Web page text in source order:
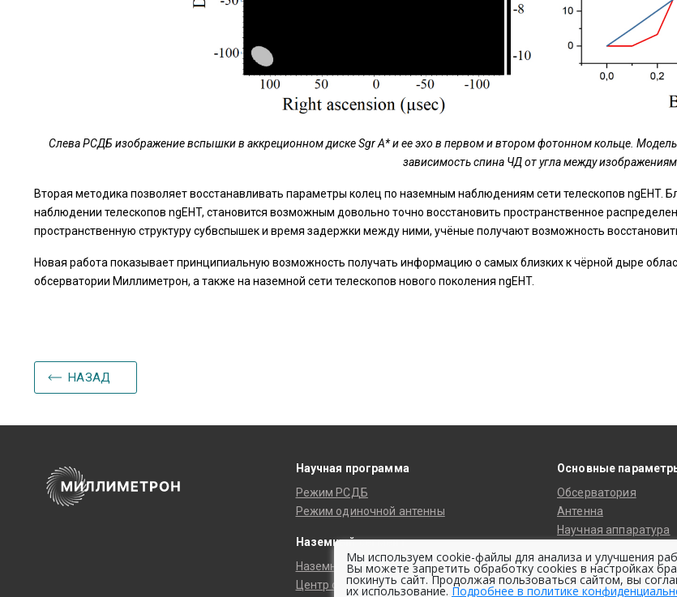
Слева РСДБ изображение вспышки в аккреционном диске Sgr A* и ее эхо в первом и втором фотонном кольце.
зависимость спина ЧД от угла между
Вторая методика позволяет восстанавливать параметры колец по наземным наблюдениям сети телескопов ngEHT.
наблюдении телескопов ngEHT, становится возможным довольно точно восстановить пространственное
пространственную структуру субвспышек и время задержки между ними, учёные получают возможность
Новая работа показывает принципиальную возможность получать информацию о самых близких к чёрной дыре
обсерватории Миллиметрон, а также на наземной сети телескопов нового поколения ngEHT.
НАЗАД
Научная программа
Режим РСДБ
Режим одиночной антенны
Наземный сегмент
Наземные станции слежения
Центр обработки данных
Основные
Обсерватория
Антенна
Научная аппаратура
Космическая
Орбита
Мы используем cookie-файлы для анализа и улучшения
Вы можете запретить обработку cookies в настройках
покинуть сайт. Продолжая пользоваться сайтом, вы
их использование. Подробнее в политике